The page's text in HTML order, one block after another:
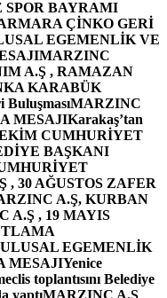
SPOR BAYRAMI
ÇİNKO GERİ
EGEMENLİK VE
MARZINC
A.Ş , RAMAZAN
KARABÜK
MARZINC
MESAJIKarakaş’tan
CUMHURİYET
BAŞKANI
, 30 AĞUSTOS ZAFER
A.Ş, KURBAN
A.Ş , 19 MAYIS
EGEMENLİK
MESAJIYenice
toplantısını Belediye
yaptıMARZINC A.Ş